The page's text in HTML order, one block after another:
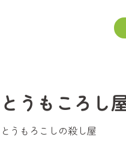
とうもころし
とうもろこしの殺し屋